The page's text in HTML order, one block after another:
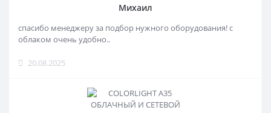
Михаил
спасибо менеджеру за подбор нужного оборудования! с
облаком очень удобно..
20.08.2025